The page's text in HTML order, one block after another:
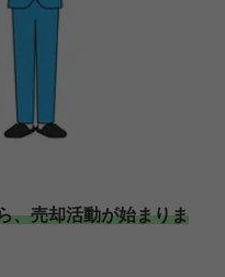
、売却活動が始まりま